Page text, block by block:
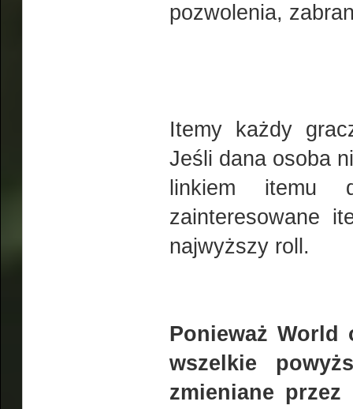
pozwolenia,
Itemy każdy
Jeśli dana osoba
linkiem itemu
zainteresowane
najwyższy roll.
Ponieważ World
wszelkie
zmieniane